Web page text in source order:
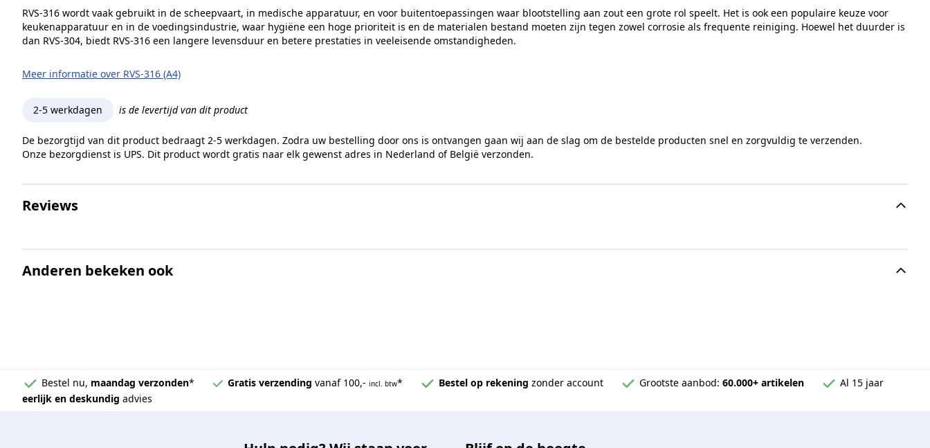
RVS-316 wordt vaak gebruikt in de scheepvaart, in medische apparatuur, en voor buitentoepassingen waar blootstelling aan zout een grote rol speelt. Het is ook een populaire keuze voor
keukenapparatuur en in de voedingsindustrie, waar hygiëne een hoge prioriteit is en de materialen bestand moeten zijn tegen zowel corrosie als frequente reiniging. Hoewel het duurder is
dan RVS-304, biedt RVS-316 een langere levensduur en betere prestaties in veeleisende omstandigheden.
Meer informatie over RVS-316 (A4)
2-5 werkdagen is de levertijd van dit product
De bezorgtijd van dit product bedraagt 2-5 werkdagen. Zodra uw bestelling door ons is ontvangen gaan wij aan de slag om de bestelde producten snel en zorgvuldig te verzenden.
Onze bezorgdienst is UPS. Dit product wordt gratis naar elk gewenst adres in Nederland of België verzonden.
Reviews
Anderen bekeken ook
Bestel nu, maandag verzonden* Gratis verzending vanaf 100,- incl. btw* Bestel op rekening zonder account Grootste aanbod: 60.000+ artikelen
Al 15 jaar
eerlijk en deskundig advies